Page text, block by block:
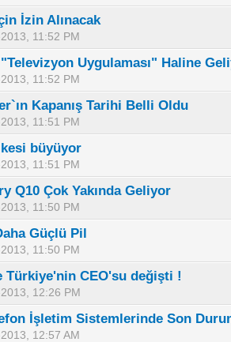
İzin Alınacak
11:52 PM
- Toplam Ortalama 0 Oy Verilmiş
1 234 5
Uygulaması" Haline
11:52 PM
- Toplam Ortalama 0 Oy Verilmiş
12 34 5
Kapanış Tarihi Belli Oldu
11:51 PM
- Toplam Ortalama 0 Oy Verilmiş
12345
büyüyor
11:51 PM
- Toplam Ortalama 0 Oy Verilmiş
12345
Q10 Çok Yakında Geliyor
11:50 PM
- Toplam Ortalama 0 Oy Verilmiş
1234 5
Güçlü Pil
11:50 PM
- Toplam Ortalama 0 Oy Verilmiş
1234 5
Türkiye'nin CEO'su değişti !
12:26 PM
- Toplam Ortalama 0 Oy Verilmiş
12 345
İşletim Sistemlerinde Son
12:57 AM
- Toplam Ortalama 0 Oy Verilmiş
12345